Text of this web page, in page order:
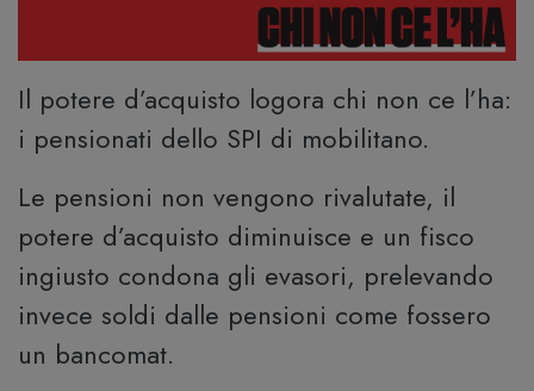
Il potere d’acquisto logora chi non ce l’ha:
i pensionati dello SPI di mobilitano.
Le pensioni non vengono rivalutate, il
potere d’acquisto diminuisce e un fisco
ingiusto condona gli evasori, prelevando
invece soldi dalle pensioni come fossero
un bancomat.